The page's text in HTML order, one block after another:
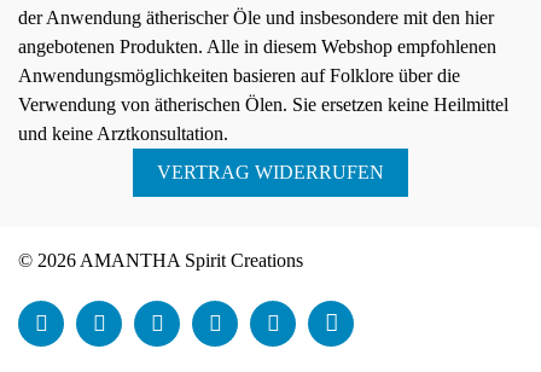
der Anwendung ätherischer Öle und insbesondere mit den hier
angebotenen Produkten. Alle in diesem Webshop empfohlenen
Anwendungsmöglichkeiten basieren auf Folklore über die
Verwendung von ätherischen Ölen. Sie ersetzen keine Heilmittel
und keine Arztkonsultation.
VERTRAG WIDERRUFEN
© 2026 AMANTHA Spirit Creations